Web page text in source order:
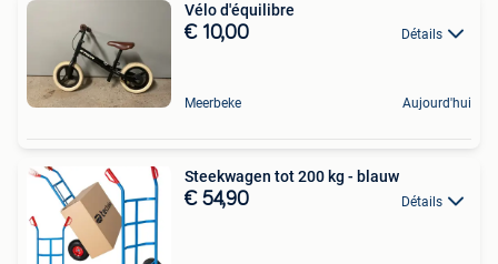
Vélo d'équilibre
€ 10,00 Détails
Meerbeke Aujourd'hui
Steekwagen tot 200 kg - blauw
€ 54,90 Détails